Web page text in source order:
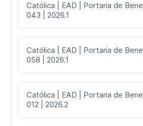
Católica | EAD | Portaria de
043 | 2026.1
Católica | EAD | Portaria de
058 | 2026.1
Católica | EAD | Portaria de
012 | 2026.2